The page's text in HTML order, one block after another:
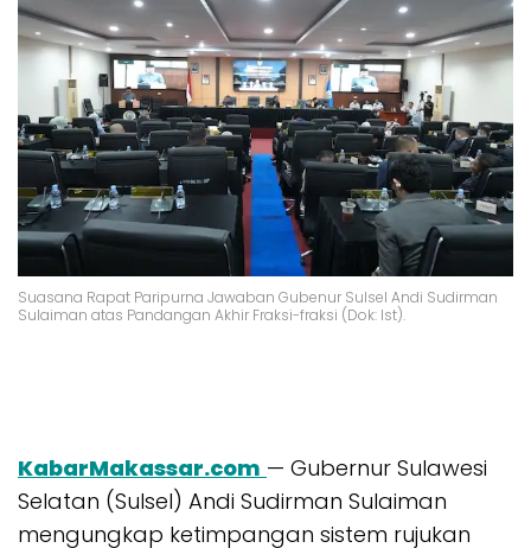
Suasana Rapat Paripurna Jawaban Gubenur Sulsel Andi Sudirman
Sulaiman atas Pandangan Akhir Fraksi-fraksi (Dok: Ist).
KabarMakassar.com — Gubernur Sulawesi
Selatan (Sulsel) Andi Sudirman Sulaiman
mengungkap ketimpangan sistem rujukan